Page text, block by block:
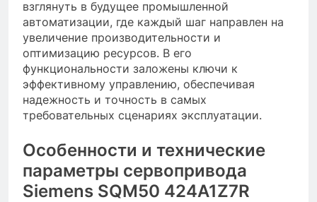
взглянуть в будущее промышленной
автоматизации, где каждый шаг направлен на
увеличение производительности и
оптимизацию ресурсов. В его
функциональности заложены ключи к
эффективному управлению, обеспечивая
надежность и точность в самых
требовательных сценариях эксплуатации.
Особенности и технические
параметры сервопривода
Siemens SQM50 424A1Z7R